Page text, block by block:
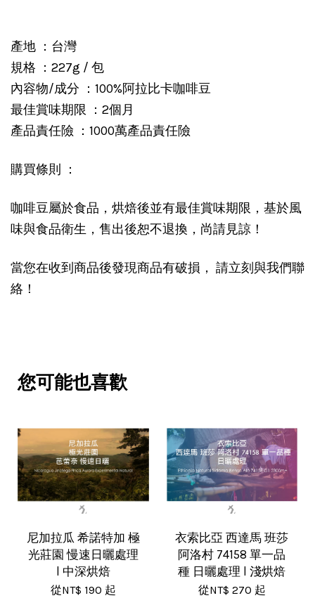
產地 ：台灣
規格 ：227g / 包
內容物/成分 ：100%阿拉比卡咖啡豆
最佳賞味期限 ：2個月
產品責任險 ：1000萬產品責任險
購買條則 ：
咖啡豆屬於食品，烘焙後並有最佳賞味期限，基於風
味與食品衛生，售出後恕不退換，尚請見諒！
當您在收到商品後發現商品有破損， 請立刻與我們聯
絡！
您可能也喜歡
尼加拉瓜 希諾特加 極
光莊園 慢速日曬處理
l 中深烘焙
從NT$ 190 起
衣索比亞 西達馬 班莎
阿洛村 74158 單一品
種 日曬處理 l 淺烘焙
從NT$ 270 起